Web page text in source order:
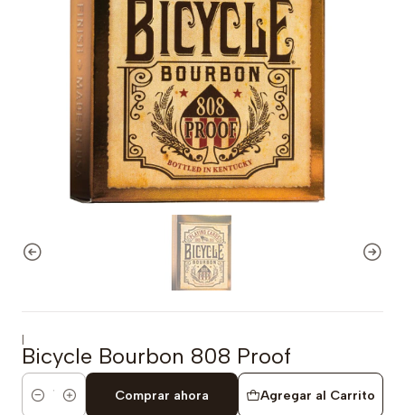
|
Bicycle Bourbon 808 Proof
Cantidad
Agregar al Carrito
Comprar ahora